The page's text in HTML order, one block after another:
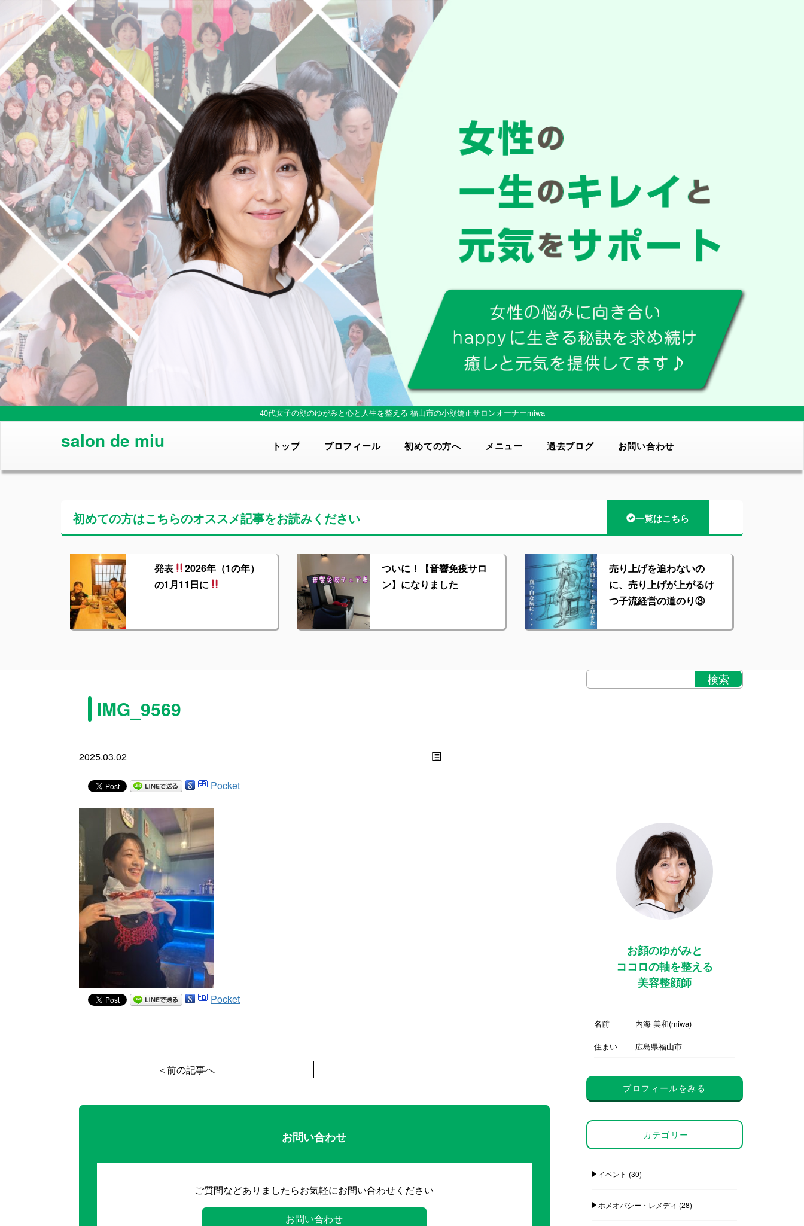
40代女子の顔のゆがみと心と人生を整える 福山市の小顔矯正サロンオーナーmiwa
salon de miu トップ プロフィール 初めての方へ メニュー 過去ブログ お問い合わせ
初めての方はこちらのオススメ記事をお読みください 一覧はこちら
発表
2026年（1の年）
の1月11日に
ついに！【音響免疫サロ
ン】になりました
売り上げを追わないの
に、売り上げが上がるけ
つ子流経営の道のり③
IMG_9569
2025.03.02
Pocket
Pocket
＜前の記事へ
お問い合わせ
ご質問などありましたらお気軽にお問い合わせください
お問い合わせ
お顔のゆがみと
ココロの軸を整える
美容整顔師
名前
内海 美和(miwa)
住まい
広島県福山市
プロフィールをみる
カテゴリー
イベント (30)
ホメオパシー・レメディ (28)